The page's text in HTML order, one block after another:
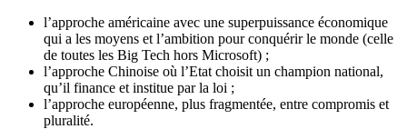
l’approche américaine avec une superpuissance économique
qui a les moyens et l’ambition pour conquérir le monde (celle
de toutes les Big Tech hors Microsoft) ;
l’approche Chinoise où l’Etat choisit un champion national,
qu’il finance et institue par la loi ;
l’approche européenne, plus fragmentée, entre compromis et
pluralité.